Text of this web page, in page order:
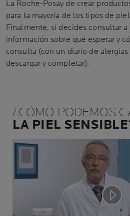
La Roche-Posay de crear
para la mayoría de los tipos de
Finalmente, si decides consultar
información sobre qué esperar y
consulta (con un diario de
descargar y completar).
¿CÓMO PODEMOS
LA PIEL
Play